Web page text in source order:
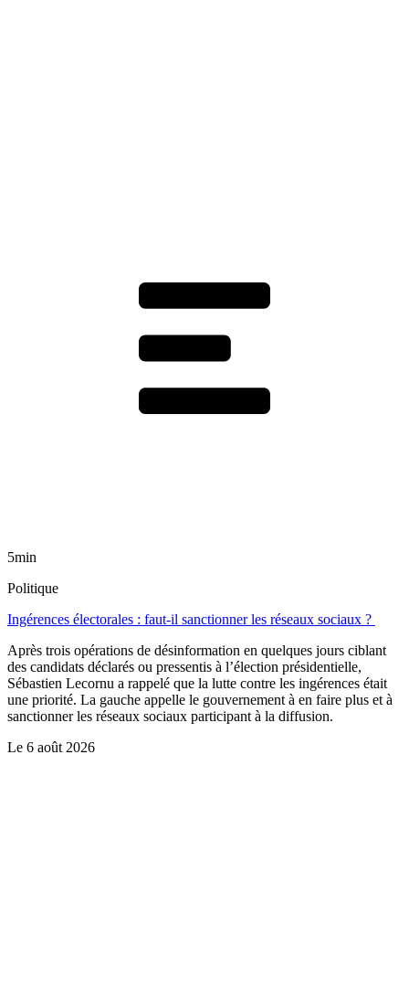
5min
Politique
Ingérences électorales : faut-il sanctionner les réseaux sociaux ?
Après trois opérations de désinformation en quelques jours ciblant
des candidats déclarés ou pressentis à l’élection présidentielle,
Sébastien Lecornu a rappelé que la lutte contre les ingérences était
une priorité. La gauche appelle le gouvernement à en faire plus et à
sanctionner les réseaux sociaux participant à la diffusion.
Le 6 août 2026